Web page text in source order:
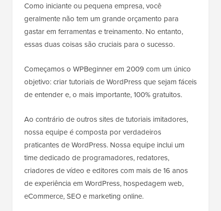
Como iniciante ou pequena empresa, você
geralmente não tem um grande orçamento para
gastar em ferramentas e treinamento. No entanto,
essas duas coisas são cruciais para o sucesso.
Começamos o WPBeginner em 2009 com um único
objetivo: criar tutoriais de WordPress que sejam fáceis
de entender e, o mais importante, 100% gratuitos.
Ao contrário de outros sites de tutoriais imitadores,
nossa equipe é composta por verdadeiros
praticantes de WordPress. Nossa equipe inclui um
time dedicado de programadores, redatores,
criadores de vídeo e editores com mais de 16 anos
de experiência em WordPress, hospedagem web,
eCommerce, SEO e marketing online.